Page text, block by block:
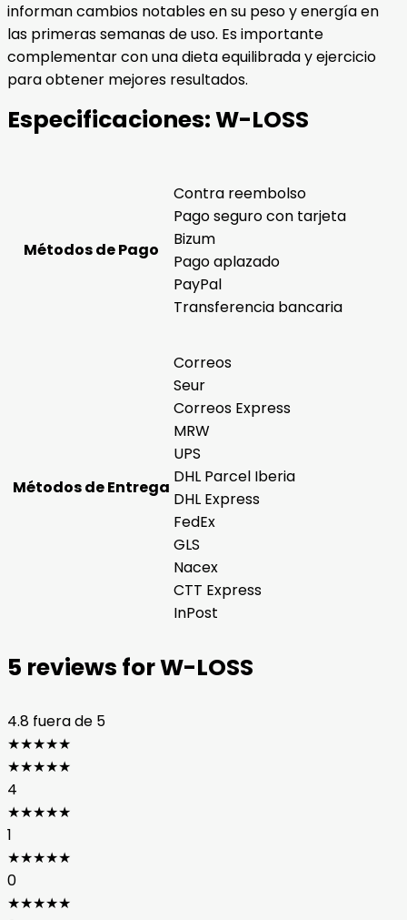
informan cambios notables en su peso y energía en
las primeras semanas de uso. Es importante
complementar con una dieta equilibrada y ejercicio
para obtener mejores resultados.
Especificaciones:W-LOSS
Métodos de Pago
Contra reembolso
Pago seguro con tarjeta
Bizum
Pago aplazado
PayPal
Transferencia bancaria
Métodos de Entrega
Correos
Seur
Correos Express
MRW
UPS
DHL Parcel Iberia
DHL Express
FedEx
GLS
Nacex
CTT Express
InPost
5 reviews forW-LOSS
4.8 fuera de 5
★★★★★
★★★★★
4
★★★★★
1
★★★★★
0
★★★★★